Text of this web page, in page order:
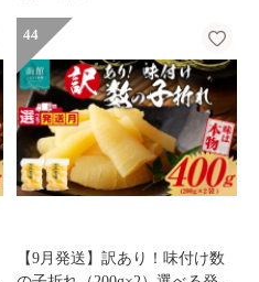
品 冷凍 グルメ お取り寄せ お取
り寄せグルメ 北海道 函館市 送
料無料_HD109-020-09
44
【9月発送】訳あり！味付け数